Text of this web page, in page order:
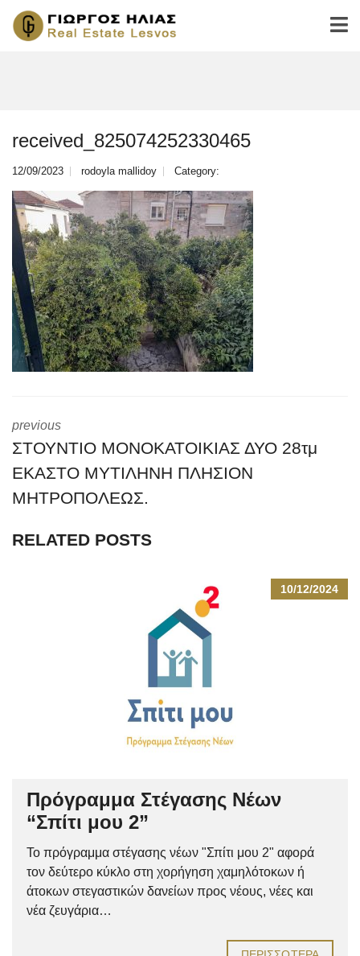
received_825074252330465
12/09/2023 rodoyla mallidoy Category:
previous
ΣΤΟΥΝΤΙΟ ΜΟΝΟΚΑΤΟΙΚΙΑΣ ΔΥΟ 28τμ
ΕΚΑΣΤΟ ΜΥΤΙΛΗΝΗ ΠΛΗΣΙΟΝ
ΜΗΤΡΟΠΟΛΕΩΣ.
RELATED POSTS
10/12/2024
Πρόγραμμα Στέγασης Νέων
“Σπίτι μου 2”
Το πρόγραμμα στέγασης νέων "Σπίτι μου 2" αφορά
τον δεύτερο κύκλο στη χορήγηση χαμηλότοκων ή
άτοκων στεγαστικών δανείων προς νέους, νέες και
νέα ζευγάρια…